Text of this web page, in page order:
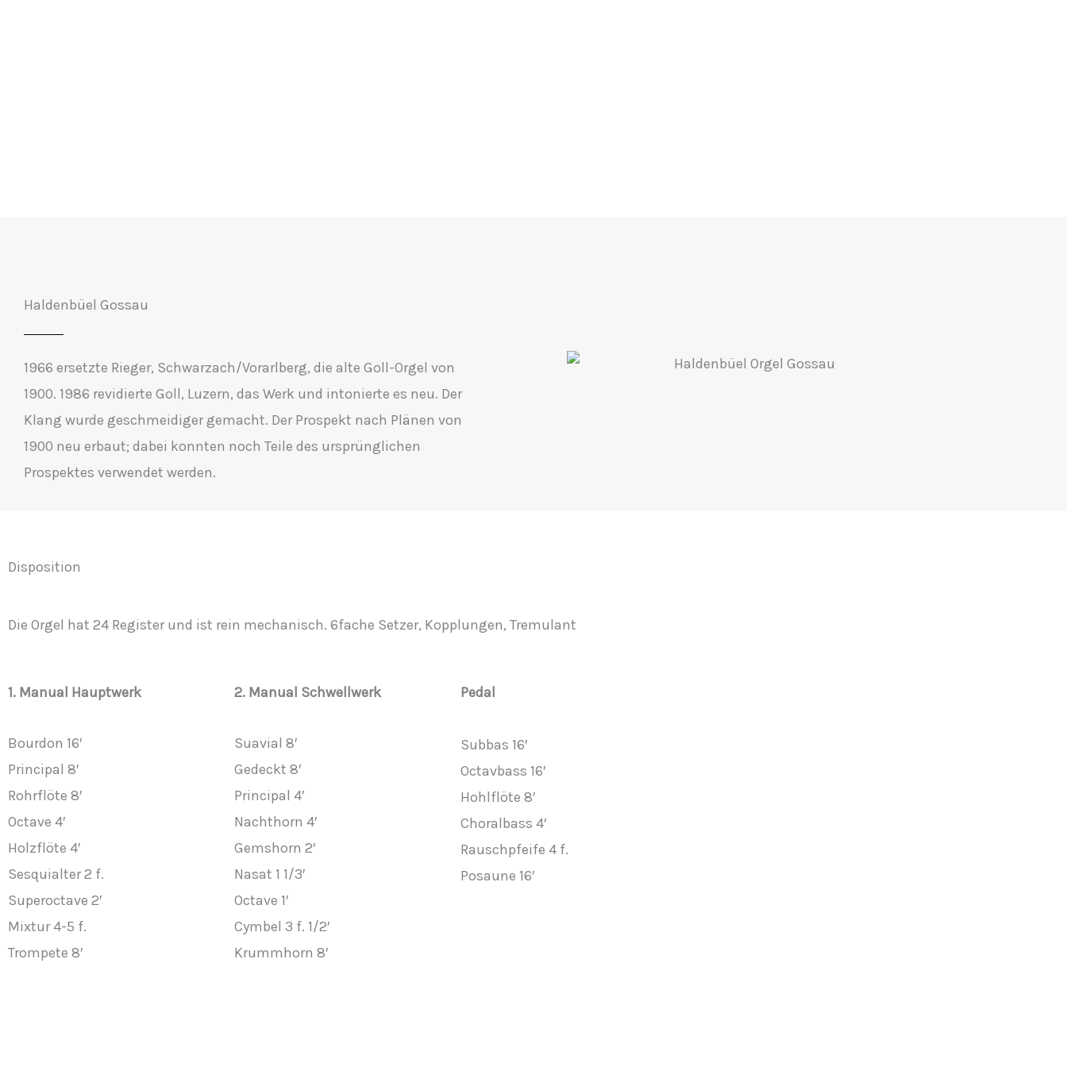
Haldenbüel Gossau
1966 ersetzte Rieger, Schwarzach/Vorarlberg, die alte Goll-Orgel von
1900. 1986 revidierte Goll, Luzern, das Werk und intonierte es neu. Der
Klang wurde geschmeidiger gemacht. Der Prospekt nach Plänen von
1900 neu erbaut; dabei konnten noch Teile des ursprünglichen
Prospektes verwendet werden.
Disposition
Die Orgel hat 24 Register und ist rein mechanisch. 6fache Setzer, Kopplungen, Tremulant
1. Manual Hauptwerk
Bourdon 16′
Principal 8′
Rohrflöte 8′
Octave 4′
Holzflöte 4′
Sesquialter 2 f.
Superoctave 2′
Mixtur 4-5 f.
Trompete 8′
2. Manual Schwellwerk
Suavial 8′
Gedeckt 8′
Principal 4′
Nachthorn 4′
Gemshorn 2′
Nasat 1 1/3′
Octave 1′
Cymbel 3 f. 1/2′
Krummhorn 8′
Pedal
Subbas 16′
Octavbass 16′
Hohlflöte 8′
Choralbass 4′
Rauschpfeife 4 f.
Posaune 16′